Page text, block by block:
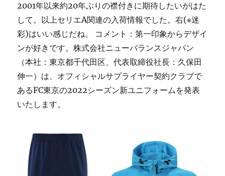
2001年以来約20年ぶりの襟付きに期待したいがはた
して。以上セリエA関連の入荷情報でした。右(※迷
彩)はいい感じだね。 コメント：第一印象からデザイ
ンが好きです。株式会社ニューバランスジャパン
（本社：東京都千代田区、代表取締役社長：久保田
伸一）は、オフィシャルサプライヤー契約クラブで
あるFC東京の2022シーズン新ユニフォームを発表
いたします。